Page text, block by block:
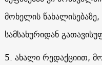
მოხელის წახალისებაზე,
სამსახურიდან
5. ახალი რედაქციით,